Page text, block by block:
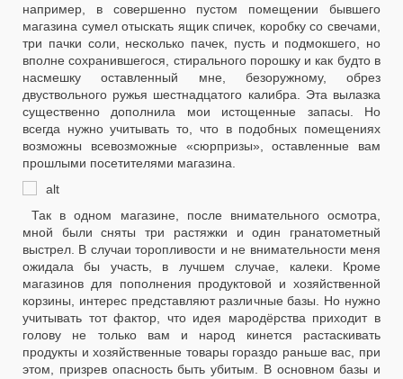
например, в совершенно пустом помещении бывшего
магазина сумел отыскать ящик спичек, коробку со свечами,
три пачки соли, несколько пачек, пусть и подмокшего, но
вполне сохранившегося, стирального порошку и как будто в
насмешку оставленный мне, безоружному, обрез
двуствольного ружья шестнадцатого калибра. Эта вылазка
существенно дополнила мои истощенные запасы. Но
всегда нужно учитывать то, что в подобных помещениях
возможны всевозможные «сюрпризы», оставленные вам
прошлыми посетителями магазина.
Так в одном магазине, после внимательного осмотра,
мной были сняты три растяжки и один гранатометный
выстрел. В случаи торопливости и не внимательности меня
ожидала бы участь, в лучшем случае, калеки. Кроме
магазинов для пополнения продуктовой и хозяйственной
корзины, интерес представляют различные базы. Но нужно
учитывать тот фактор, что идея мародёрства приходит в
голову не только вам и народ кинется растаскивать
продукты и хозяйственные товары гораздо раньше вас, при
этом, призрев опасность быть убитым. В основном базы и